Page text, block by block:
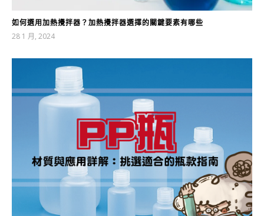
如何選用加熱攪拌器？加熱攪拌器選擇的關鍵要素有哪些
28 1 月, 2024